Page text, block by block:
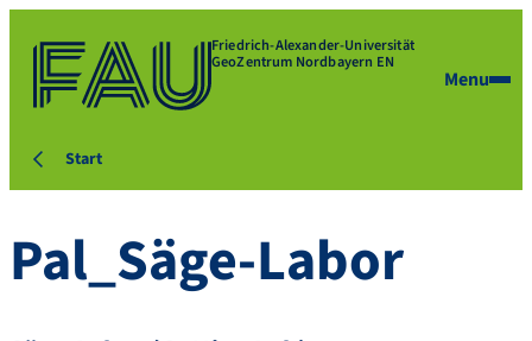
Friedrich-Alexander-Universität
GeoZentrum Nordbayern EN
Menu
Start
Pal_Säge-Labor